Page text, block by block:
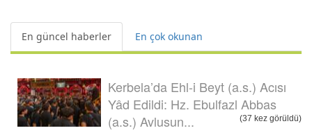
En güncel haberler En çok okunan
Kerbela’da Ehl-i Beyt (a.s.) Acısı
Yâd Edildi: Hz. Ebulfazl Abbas
(a.s.) Avlusun...
(37 kez görüldü)